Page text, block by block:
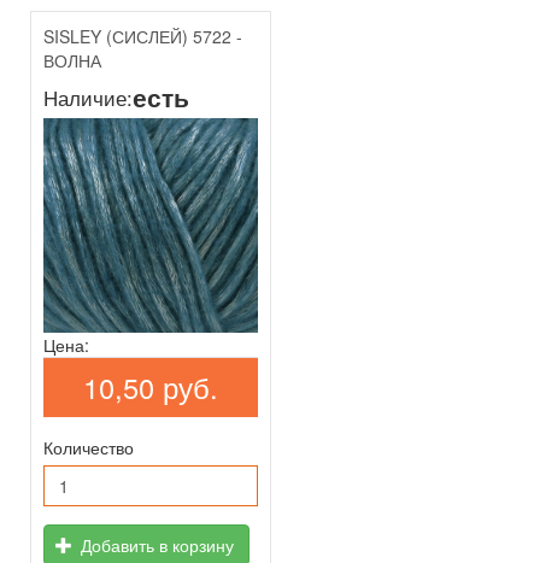
SISLEY (СИСЛЕЙ) 5722 -
ВОЛНА
Наличие:есть
Цена:
10,50 руб.
Количество
Добавить в корзину